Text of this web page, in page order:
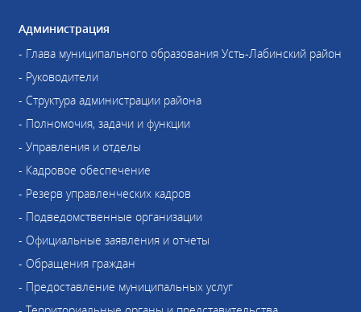
Администрация
- Глава муниципального образования Усть-Лабинский район
- Руководители
- Структура администрации района
- Полномочия, задачи и функции
- Управления и отделы
- Кадровое обеспечение
- Резерв управленческих кадров
- Подведомственные организации
- Официальные заявления и отчеты
- Обращения граждан
- Предоставление муниципальных услуг